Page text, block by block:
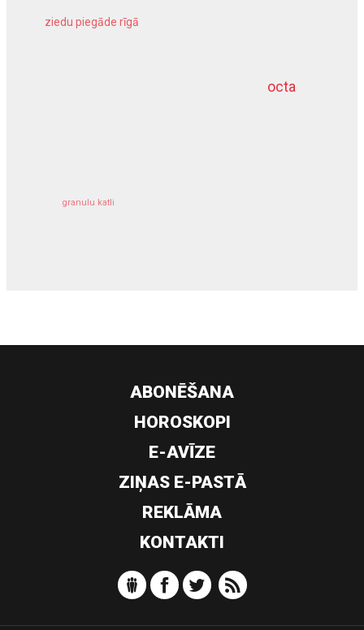
octa
ziedu piegāde rīgā
granulu katli
dziļurbums
ABONĒŠANA
HOROSKOPI
E-AVĪZE
ZIŅAS E-PASTĀ
REKLĀMA
KONTAKTI